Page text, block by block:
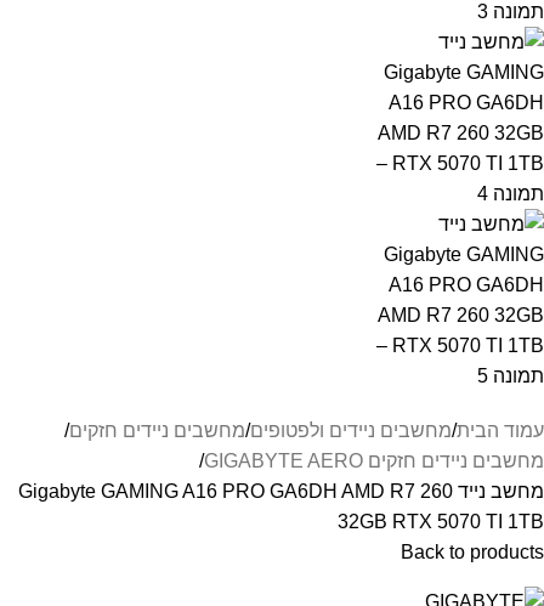
עמוד הבית מחשבים ניידים ולפטופים מחשבים ניידים חזקים
מחשבים ניידים חזקים GIGABYTE AERO
מחשב נייד Gigabyte GAMING A16 PRO GA6DH AMD R7 260
32GB RTX 5070 TI 1TB
Back to products